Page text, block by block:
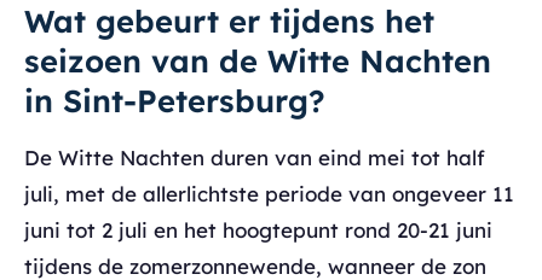
Wat gebeurt er tijdens het
seizoen van de Witte Nachten
in Sint-Petersburg?
De Witte Nachten duren van eind mei tot half
juli, met de allerlichtste periode van ongeveer 11
juni tot 2 juli en het hoogtepunt rond 20-21 juni
tijdens de zomerzonnewende, wanneer de zon